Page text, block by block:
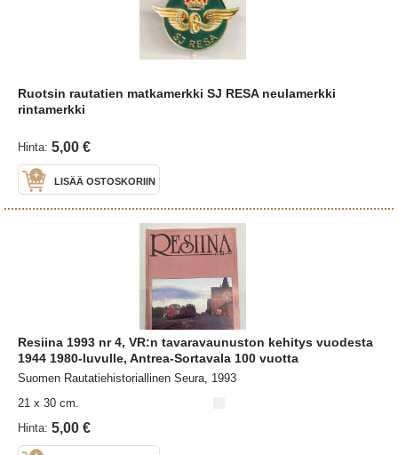
Ruotsin rautatien matkamerkki SJ RESA neulamerkki
rintamerkki
Hinta: 5,00 €
LISÄÄ OSTOSKORIIN
Resiina 1993 nr 4, VR:n tavaravaunuston kehitys vuodesta
1944 1980-luvulle, Antrea-Sortavala 100 vuotta
Suomen Rautatiehistoriallinen Seura, 1993
21 x 30 cm.
Hinta: 5,00 €